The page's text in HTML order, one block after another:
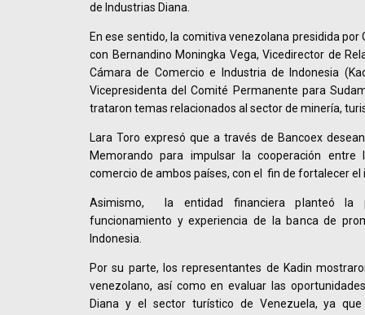
de Industrias Diana.
En ese sentido, la comitiva venezolana presidida por
con Bernandino Moningka Vega, Vicedirector de
Cámara de Comercio e Industria de Indonesia
Vicepresidenta del Comité Permanente para
trataron temas relacionados al sector de minería,
Lara Toro expresó que a través de Bancoex
Memorando para impulsar la cooperación
comercio de ambos países, con el fin de fortalecer
Asimismo, la entidad financiera planteó la
funcionamiento y experiencia de la banca de
Indonesia.
Por su parte, los representantes de Kadin
venezolano, así como en evaluar las
Diana y el sector turístico de Venezuela, ya